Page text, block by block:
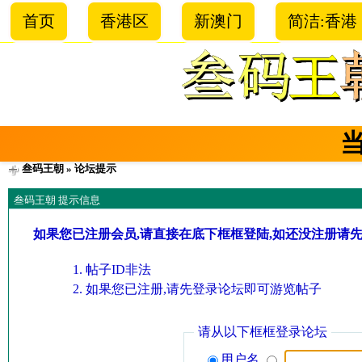
首页 香港区 新澳门 简洁:香港
叁码王朝 » 论坛提示
叁码王朝 提示信息
如果您已注册会员,请直接在底下框框登陆,如还没注册请
帖子ID非法
如果您已注册,请先登录论坛即可游览帖子
请从以下框框登录论坛
用户名